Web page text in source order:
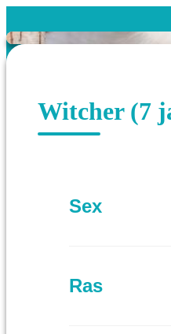
Witcher (7
Sex
Ras